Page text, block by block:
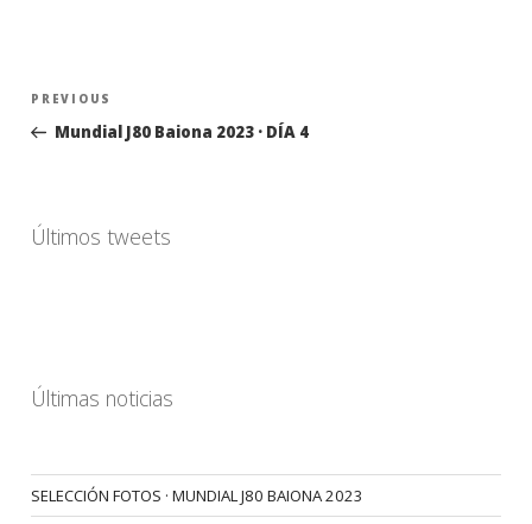
Navegación
entradas
Previous
Post
PREVIOUS
Mundial J80 Baiona 2023 · DÍA 4
Últimos tweets
Últimas noticias
SELECCIÓN FOTOS · MUNDIAL J80 BAIONA 2023